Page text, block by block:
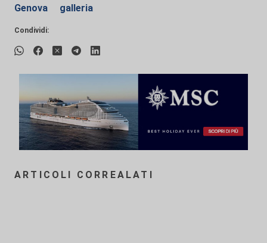
Genova
galleria
Condividi:
ARTICOLI CORREALATI